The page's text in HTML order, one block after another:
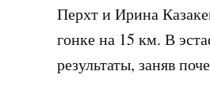
Перхт и Ирина
гонке на 15 км. В
результаты, заняв